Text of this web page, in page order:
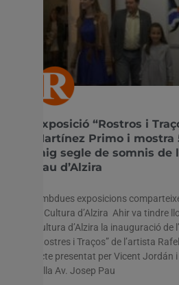
Exposició “Rostros i
Martínez Primo i
mig segle de somnis de
Pau d’Alzira
Ambdues exposicions
la Cultura d’Alzira Ahir va tindre
Cultura d’Alzira la inauguració de
“Rostres i Traços” de l’artista
acte presentat per Vicent Jordán
falla Av. Josep Pau